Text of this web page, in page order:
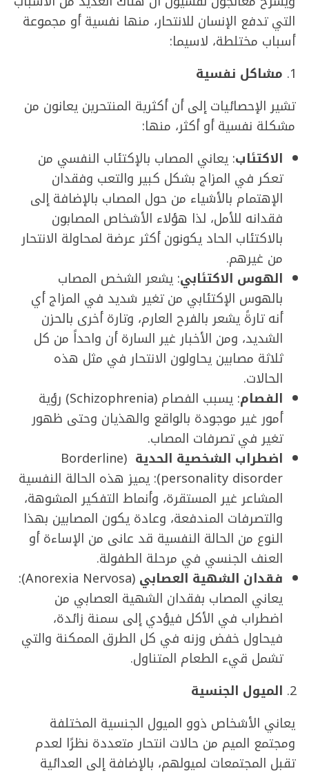
التي تدفع الإنسان للانتحار، منها نفسية أو مجموعة
أسباب مختلطة، لاسيما:
مشاكل نفسية
تشير الإحصائيات إلى أن أكثرية المنتحرين يعانون من
مشكلة نفسية أو أكثر، منها:
الاكتئاب: يعاني المصاب بالإكتئاب النفسي من
تعكر في المزاج بشكل كبير والتعب وفقدان
الإهتمام بالأشياء من حول المصاب بالإضافة إلى
فقدانه للأمل، لذا هؤلاء الأشخاص المصابون
بالاكتئاب الحاد يكونون أكثر عرضة لمحاولة الانتحار
من غيرهم.
الهوس الاكتئابي: يشعر الشخص المصاب
بالهوس الإكتئابي من تغير شديد في المزاج أي
أنه تارةً يشعر بالفرح العارم، وتارة أخرى بالحزن
الشديد، ومن الأخبار غير السارة أن واحداً من كل
ثلاثة مصابين يحاولون الانتحار في مثل هذه
الحالات.
الفصام
: يسبب الفصام (Schizophrenia) رؤية
أمور غير موجودة بالواقع والهذيان وحتى ظهور
تغير في تصرفات المصاب.
اضطراب الشخصية الحدية (Borderline
personality disorder): يميز هذه الحالة النفسية
المشاعر غير المستقرة، وأنماط التفكير المشوهة،
والتصرفات المندفعة، وعادة يكون المصابين بهذا
النوع من الحالة النفسية قد عانى من الإساءة أو
العنف الجنسي في مرحلة الطفولة.
فقدان الشهية العصابي
(Anorexia Nervosa):
يعاني المصاب بفقدان الشهية العصابي من
اضطراب في الأكل فيؤدي إلى سمنة زائدة،
فيحاول خفض وزنه في كل الطرق الممكنة والتي
تشمل قيء الطعام المتناول.
الميول الجنسية
يعاني الأشخاص ذوو الميول الجنسية المختلفة
ومجتمع الميم من حالات انتحار متعددة نظرًا لعدم
تقبل المجتمعات لميولهم، بالإضافة إلى العدائية